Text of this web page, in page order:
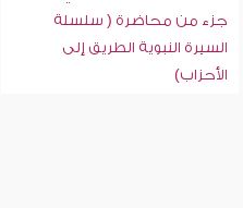
جزء من محاضرة ( سلسلة
السيرة النبوية الطريق إلى
الأحزاب)